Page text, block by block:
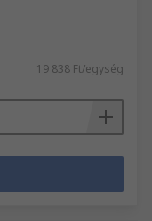
19 838 Ft/egység